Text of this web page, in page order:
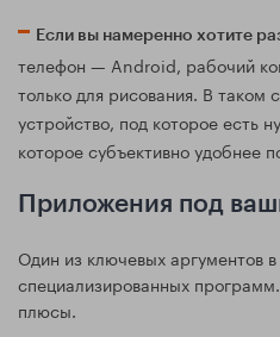
Если вы намеренно хотите
телефон — Android, рабочий
только для рисования. В таком
устройство, под которое есть
которое субъективно удобнее
Приложения под
Один из ключевых аргументов
специализированных
плюсы.